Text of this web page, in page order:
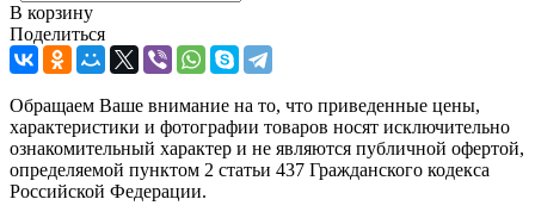
В корзину
Поделиться
Обращаем Ваше внимание на то, что приведенные цены,
характеристики и фотографии товаров носят исключительно
ознакомительный характер и не являются публичной офертой,
определяемой пунктом 2 статьи 437 Гражданского кодекса
Российской Федерации.